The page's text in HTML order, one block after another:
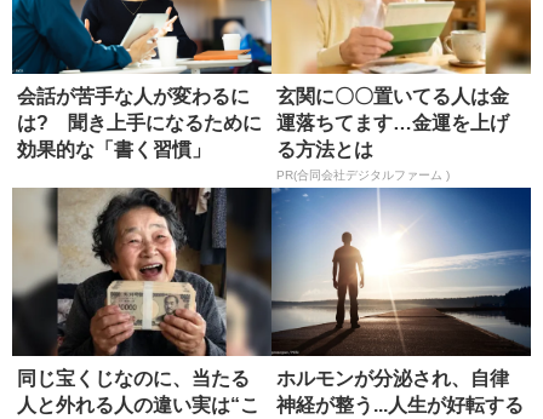
会話が苦手な人が変わるに
は? 聞き上手になるために
効果的な「書く習慣」
玄関に〇〇置いてる人は金
運落ちてます…金運を上げ
る方法とは
PR(合同会社デジタルファーム )
同じ宝くじなのに、当たる
人と外れる人の違い実は“こ
ホルモンが分泌され、自律
神経が整う...人生が好転する